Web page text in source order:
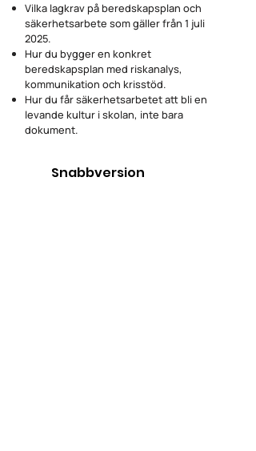
Vilka lagkrav på beredskapsplan och
säkerhetsarbete som gäller från 1 juli
2025.
Hur du bygger en konkret
beredskapsplan med riskanalys,
kommunikation och krisstöd.
Hur du får säkerhetsarbetet att bli en
levande kultur i skolan, inte bara
dokument.
Snabbversion